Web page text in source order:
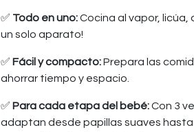
✅ Todo en uno:Cocina al vapor,
un solo aparato!
✅ Fácil y compacto:Prepara las
ahorrar tiempo y espacio.
✅ Para cada etapa del bebé:Con 3
adaptan desde papillas suaves